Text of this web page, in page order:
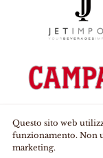
Avviso legale
Questo sito web
funzionamento. Non
marketing.